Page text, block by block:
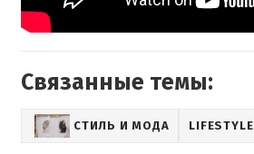
Связанные темы:
СТИЛЬ И МОДА LIFESTYLE